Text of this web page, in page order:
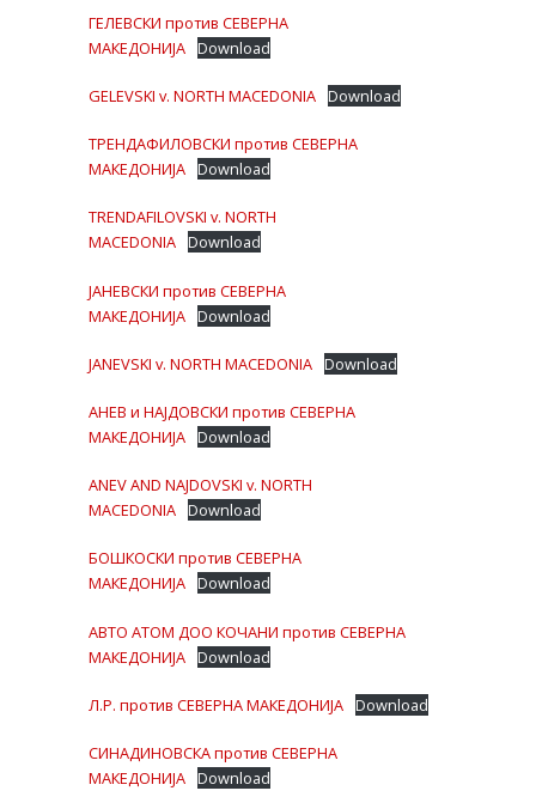
ГЕЛЕВСКИ против СЕВЕРНА
МАКЕДОНИЈА Download
GELEVSKI v. NORTH MACEDONIA Download
ТРЕНДАФИЛОВСКИ против СЕВЕРНА
МАКЕДОНИЈА Download
TRENDAFILOVSKI v. NORTH
MACEDONIA Download
ЈАНЕВСКИ против СЕВЕРНА
МАКЕДОНИЈА Download
JANEVSKI v. NORTH MACEDONIA Download
АНЕВ и НАЈДОВСКИ против СЕВЕРНА
МАКЕДОНИЈА Download
ANEV AND NAJDOVSKI v. NORTH
MACEDONIA Download
БОШКОСКИ против СЕВЕРНА
МАКЕДОНИЈА Download
АВТО АТОМ ДОО КОЧАНИ против СЕВЕРНА
МАКЕДОНИЈА Download
Л.Р. против СЕВЕРНА МАКЕДОНИЈА Download
СИНАДИНОВСКА против СЕВЕРНА
МАКЕДОНИЈА Download